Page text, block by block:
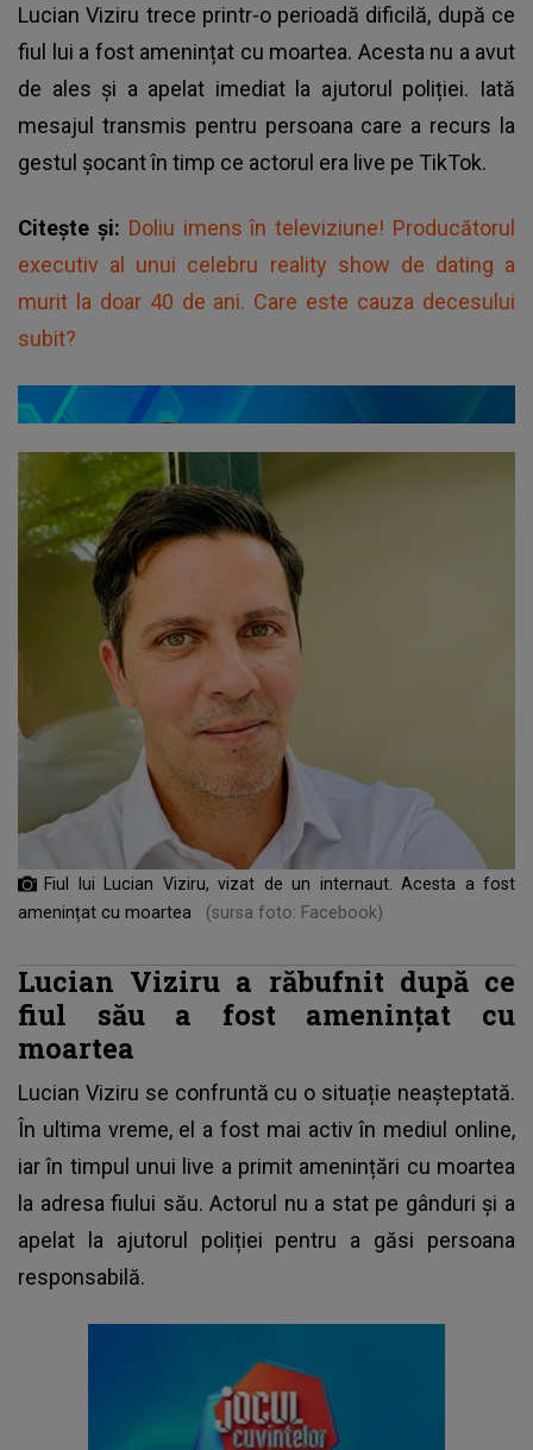
Lucian Viziru trece printr-o perioadă dificilă, după ce
fiul lui a fost amenințat cu moartea. Acesta nu a avut
de ales și a apelat imediat la ajutorul poliției. Iată
mesajul transmis pentru persoana care a recurs la
gestul șocant în timp ce actorul era live pe TikTok.
Citește și: Doliu imens în televiziune! Producătorul
executiv al unui celebru reality show de dating a
murit la doar 40 de ani. Care este cauza decesului
subit?
Fiul lui Lucian Viziru, vizat de un internaut. Acesta a fost
amenințat cu moartea
(sursa foto: Facebook)
Lucian Viziru a răbufnit după ce
fiul său a fost amenințat cu
moartea
Lucian Viziru se confruntă cu o situație neașteptată.
În ultima vreme, el a fost mai activ în mediul online,
iar în timpul unui live a primit amenințări cu moartea
la adresa fiului său. Actorul nu a stat pe gânduri și a
apelat la ajutorul poliției pentru a găsi persoana
responsabilă.